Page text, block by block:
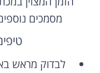
מסמכים
לבדוק מראש